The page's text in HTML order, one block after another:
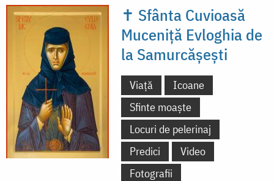
✝ Sfânta Cuvioasă
Muceniță Evloghia de
la Samurcășești
Viață
Icoane
Sfinte moaște
Locuri de pelerinaj
Predici
Video
Fotografii